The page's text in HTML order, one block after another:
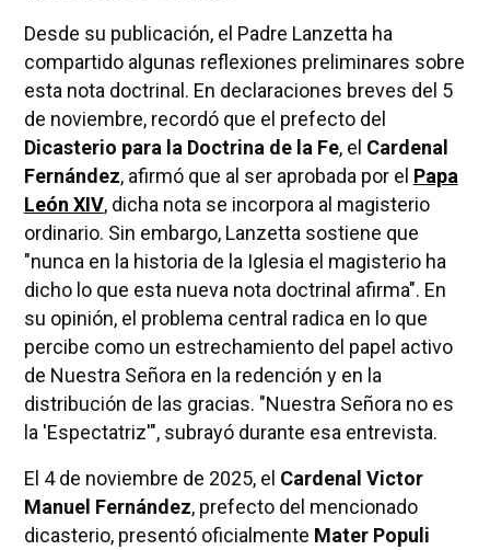
Desde su publicación, el Padre Lanzetta ha
compartido algunas reflexiones preliminares sobre
esta nota doctrinal. En declaraciones breves del 5
de noviembre, recordó que el prefecto del
Dicasterio para la Doctrina de la Fe, el Cardenal
Fernández, afirmó que al ser aprobada por el Papa
León XIV, dicha nota se incorpora al magisterio
ordinario. Sin embargo, Lanzetta sostiene que
"nunca en la historia de la Iglesia el magisterio ha
dicho lo que esta nueva nota doctrinal afirma". En
su opinión, el problema central radica en lo que
percibe como un estrechamiento del papel activo
de Nuestra Señora en la redención y en la
distribución de las gracias. "Nuestra Señora no es
la 'Espectatriz'", subrayó durante esa entrevista.
El 4 de noviembre de 2025, el Cardenal Victor
Manuel Fernández, prefecto del mencionado
dicasterio, presentó oficialmente Mater Populi